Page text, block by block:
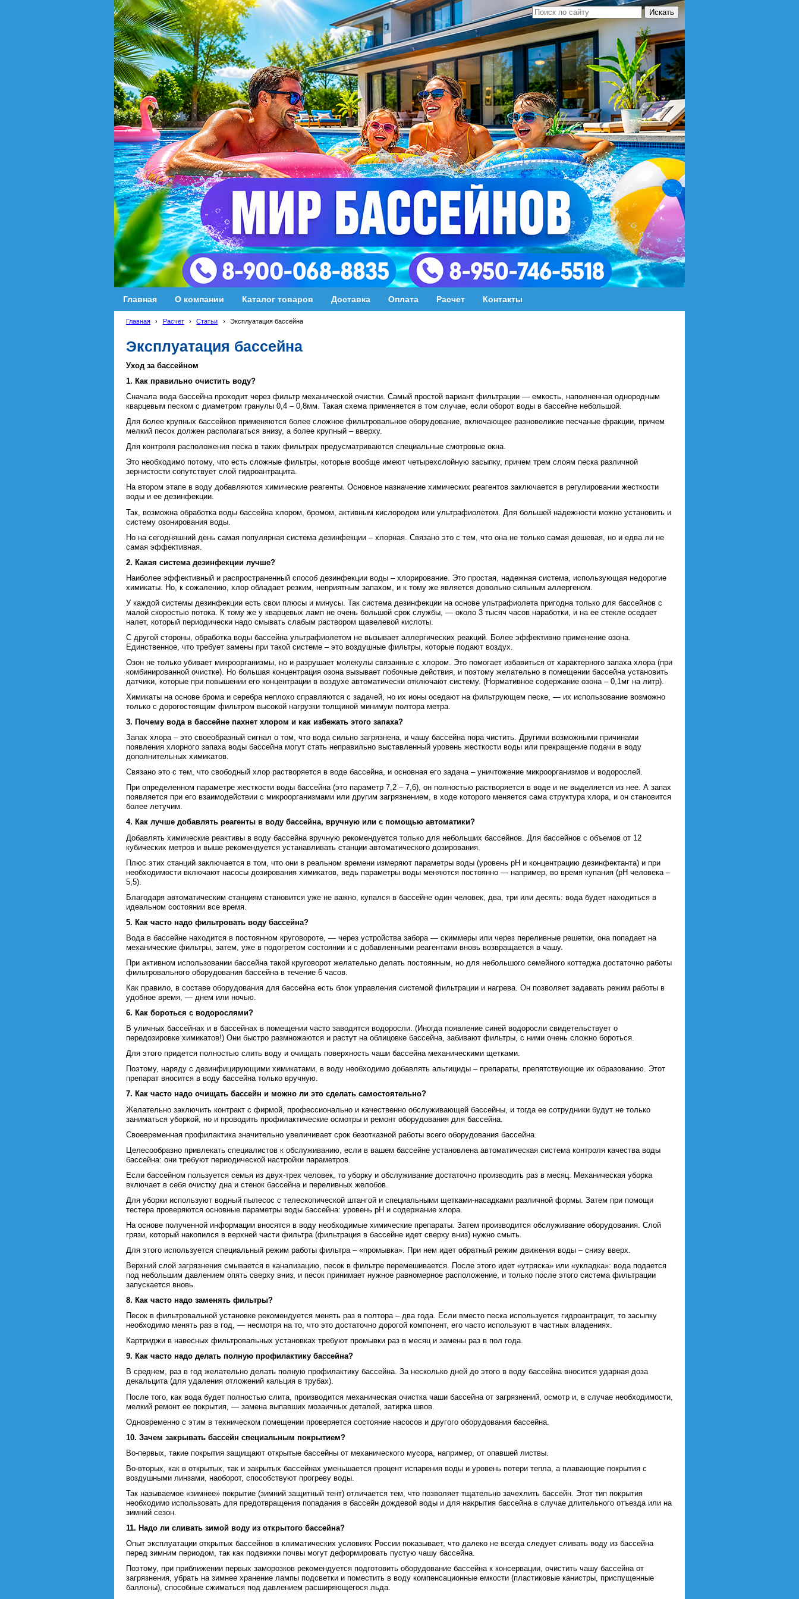
Главная О компании Каталог товаров Доставка Оплата Расчет Контакты
Главная › Расчет › Статьи › Эксплуатация бассейна
Эксплуатация бассейна
Уход за бассейном
1. Как правильно очистить воду?
Сначала вода бассейна проходит через фильтр механической очистки. Самый простой вариант фильтрации — емкость, наполненная однородным
кварцевым песком с диаметром гранулы 0,4 – 0,8мм. Такая схема применяется в том случае, если оборот воды в бассейне небольшой.
Для более крупных бассейнов применяются более сложное фильтровальное оборудование, включающее разновеликие песчаные фракции, причем
мелкий песок должен располагаться внизу, а более крупный – вверху.
Для контроля расположения песка в таких фильтрах предусматриваются специальные смотровые окна.
Это необходимо потому, что есть сложные фильтры, которые вообще имеют четырехслойную засыпку, причем трем слоям песка различной
зернистости сопутствует слой гидроантрацита.
На втором этапе в воду добавляются химические реагенты. Основное назначение химических реагентов заключается в регулировании жесткости
воды и ее дезинфекции.
Так, возможна обработка воды бассейна хлором, бромом, активным кислородом или ультрафиолетом. Для большей надежности можно установить и
систему озонирования воды.
Но на сегодняшний день самая популярная система дезинфекции – хлорная. Связано это с тем, что она не только самая дешевая, но и едва ли не
самая эффективная.
2. Какая система дезинфекции лучше?
Наиболее эффективный и распространенный способ дезинфекции воды – хлорирование. Это простая, надежная система, использующая недорогие
химикаты. Но, к сожалению, хлор обладает резким, неприятным запахом, и к тому же является довольно сильным аллергеном.
У каждой системы дезинфекции есть свои плюсы и минусы. Так система дезинфекции на основе ультрафиолета пригодна только для бассейнов с
малой скоростью потока. К тому же у кварцевых ламп не очень большой срок службы, — около 3 тысяч часов наработки, и на ее стекле оседает
налет, который периодически надо смывать слабым раствором щавелевой кислоты.
С другой стороны, обработка воды бассейна ультрафиолетом не вызывает аллергических реакций. Более эффективно применение озона.
Единственное, что требует замены при такой системе – это воздушные фильтры, которые подают воздух.
Озон не только убивает микроорганизмы, но и разрушает молекулы связанные с хлором. Это помогает избавиться от характерного запаха хлора (при
комбинированной очистке). Но большая концентрация озона вызывает побочные действия, и поэтому желательно в помещении бассейна установить
датчики, которые при повышении его концентрации в воздухе автоматически отключают систему. (Нормативное содержание озона – 0,1мг на литр).
Химикаты на основе брома и серебра неплохо справляются с задачей, но их ионы оседают на фильтрующем песке, — их использование возможно
только с дорогостоящим фильтром высокой нагрузки толщиной минимум полтора метра.
3. Почему вода в бассейне пахнет хлором и как избежать этого запаха?
Запах хлора – это своеобразный сигнал о том, что вода сильно загрязнена, и чашу бассейна пора чистить. Другими возможными причинами
появления хлорного запаха воды бассейна могут стать неправильно выставленный уровень жесткости воды или прекращение подачи в воду
дополнительных химикатов.
Связано это с тем, что свободный хлор растворяется в воде бассейна, и основная его задача – уничтожение микроорганизмов и водорослей.
При определенном параметре жесткости воды бассейна (это параметр 7,2 – 7,6), он полностью растворяется в воде и не выделяется из нее. А запах
появляется при его взаимодействии с микроорганизмами или другим загрязнением, в ходе которого меняется сама структура хлора, и он становится
более летучим.
4. Как лучше добавлять реагенты в воду бассейна, вручную или с помощью автоматики?
Добавлять химические реактивы в воду бассейна вручную рекомендуется только для небольших бассейнов. Для бассейнов с объемов от 12
кубических метров и выше рекомендуется устанавливать станции автоматического дозирования.
Плюс этих станций заключается в том, что они в реальном времени измеряют параметры воды (уровень рН и концентрацию дезинфектанта) и при
необходимости включают насосы дозирования химикатов, ведь параметры воды меняются постоянно — например, во время купания (рH человека –
5,5).
Благодаря автоматическим станциям становится уже не важно, купался в бассейне один человек, два, три или десять: вода будет находиться в
идеальном состоянии все время.
5. Как часто надо фильтровать воду бассейна?
Вода в бассейне находится в постоянном круговороте, — через устройства забора — скиммеры или через переливные решетки, она попадает на
механические фильтры, затем, уже в подогретом состоянии и с добавленными реагентами вновь возвращается в чашу.
При активном использовании бассейна такой круговорот желательно делать постоянным, но для небольшого семейного коттеджа достаточно работы
фильтровального оборудования бассейна в течение 6 часов.
Как правило, в составе оборудования для бассейна есть блок управления системой фильтрации и нагрева. Он позволяет задавать режим работы в
удобное время, — днем или ночью.
6. Как бороться с водорослями?
В уличных бассейнах и в бассейнах в помещении часто заводятся водоросли. (Иногда появление синей водоросли свидетельствует о
передозировке химикатов!) Они быстро размножаются и растут на облицовке бассейна, забивают фильтры, с ними очень сложно бороться.
Для этого придется полностью слить воду и очищать поверхность чаши бассейна механическими щетками.
Поэтому, наряду с дезинфицирующими химикатами, в воду необходимо добавлять альгициды – препараты, препятствующие их образованию. Этот
препарат вносится в воду бассейна только вручную.
7. Как часто надо очищать бассейн и можно ли это сделать самостоятельно?
Желательно заключить контракт с фирмой, профессионально и качественно обслуживающей бассейны, и тогда ее сотрудники будут не только
заниматься уборкой, но и проводить профилактические осмотры и ремонт оборудования для бассейна.
Своевременная профилактика значительно увеличивает срок безотказной работы всего оборудования бассейна.
Целесообразно привлекать специалистов к обслуживанию, если в вашем бассейне установлена автоматическая система контроля качества воды
бассейна: они требуют периодической настройки параметров.
Если бассейном пользуется семья из двух-трех человек, то уборку и обслуживание достаточно производить раз в месяц. Механическая уборка
включает в себя очистку дна и стенок бассейна и переливных желобов.
Для уборки используют водный пылесос с телескопической штангой и специальными щетками-насадками различной формы. Затем при помощи
тестера проверяются основные параметры воды бассейна: уровень рН и содержание хлора.
На основе полученной информации вносятся в воду необходимые химические препараты. Затем производится обслуживание оборудования. Слой
грязи, который накопился в верхней части фильтра (фильтрация в бассейне идет сверху вниз) нужно смыть.
Для этого используется специальный режим работы фильтра – «промывка». При нем идет обратный режим движения воды – снизу вверх.
Верхний слой загрязнения смывается в канализацию, песок в фильтре перемешивается. После этого идет «утряска» или «укладка»: вода подается
под небольшим давлением опять сверху вниз, и песок принимает нужное равномерное расположение, и только после этого система фильтрации
запускается вновь.
8. Как часто надо заменять фильтры?
Песок в фильтровальной установке рекомендуется менять раз в полтора – два года. Если вместо песка используется гидроантрацит, то засыпку
необходимо менять раз в год, — несмотря на то, что это достаточно дорогой компонент, его часто используют в частных владениях.
Картриджи в навесных фильтровальных установках требуют промывки раз в месяц и замены раз в пол года.
9. Как часто надо делать полную профилактику бассейна?
В среднем, раз в год желательно делать полную профилактику бассейна. За несколько дней до этого в воду бассейна вносится ударная доза
декальцита (для удаления отложений кальция в трубах).
После того, как вода будет полностью слита, производится механическая очистка чаши бассейна от загрязнений, осмотр и, в случае необходимости,
мелкий ремонт ее покрытия, — замена выпавших мозаичных деталей, затирка швов.
Одновременно с этим в техническом помещении проверяется состояние насосов и другого оборудования бассейна.
10. Зачем закрывать бассейн специальным покрытием?
Во-первых, такие покрытия защищают открытые бассейны от механического мусора, например, от опавшей листвы.
Во-вторых, как в открытых, так и закрытых бассейнах уменьшается процент испарения воды и уровень потери тепла, а плавающие покрытия с
воздушными линзами, наоборот, способствуют прогреву воды.
Так называемое «зимнее» покрытие (зимний защитный тент) отличается тем, что позволяет тщательно зачехлить бассейн. Этот тип покрытия
необходимо использовать для предотвращения попадания в бассейн дождевой воды и для накрытия бассейна в случае длительного отъезда или на
зимний сезон.
11. Надо ли сливать зимой воду из открытого бассейна?
Опыт эксплуатации открытых бассейнов в климатических условиях России показывает, что далеко не всегда следует сливать воду из бассейна
перед зимним периодом, так как подвижки почвы могут деформировать пустую чашу бассейна.
Поэтому, при приближении первых заморозков рекомендуется подготовить оборудование бассейна к консервации, очистить чашу бассейна от
загрязнения, убрать на зимнее хранение лампы подсветки и поместить в воду компенсационные емкости (пластиковые канистры, приспущенные
баллоны), способные сжиматься под давлением расширяющегося льда.